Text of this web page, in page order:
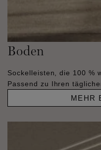
Boden
Sockelleisten, die 100 %
Passend zu Ihren
MEHR